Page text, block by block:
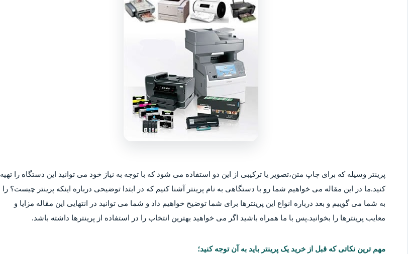
پرینتر وسیله که برای چاپ متن،تصویر یا ترکیبی از این دو استفاده می شود که با توجه به نیاز خود می توانید این دستگاه را تهیه
کنید.ما در این مقاله می خواهیم شما رو با دستگاهی به نام پرینتر آشنا کنیم که در ابتدا توضیحی درباره اینکه پرینتر چیست؟ را
به شما می گوییم و بعد درباره انواع این پرینترها برای شما توضیح خواهیم داد و شما می توانید در انتهایی این مقاله مزایا و
معایب پرینترها را بخوانید.پس با ما همراه باشید اگر می خواهید بهترین انتخاب را در استفاده از پرینترها داشته باشد.
مهم ترین نکاتی که قبل از خرید یک پرینتر باید به آن توجه کنید؛